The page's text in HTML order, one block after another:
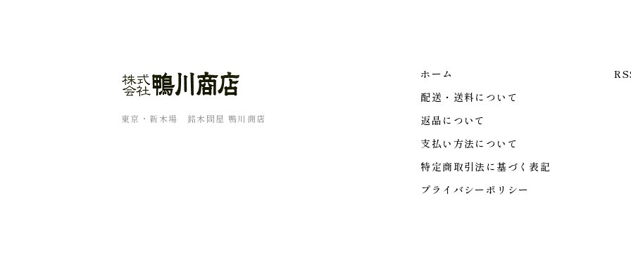
東京・新木場 銘木問屋 鴨川商店
ホーム
配送・送料について
返品について
支払い方法について
特定商取引法に基づく表記
プライバシーポリシー